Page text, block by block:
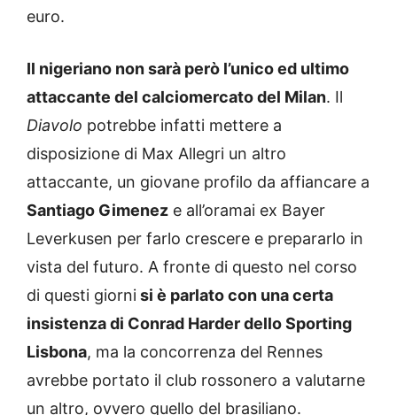
euro.
Il nigeriano non sarà però l’unico ed ultimo
attaccante del calciomercato del Milan. Il
Diavolo potrebbe infatti mettere a
disposizione di Max Allegri un altro
attaccante, un giovane profilo da affiancare a
Santiago Gimenez e all’oramai ex Bayer
Leverkusen per farlo crescere e prepararlo in
vista del futuro. A fronte di questo nel corso
di questi giornisi è parlato con una certa
insistenza di Conrad Harder dello Sporting
Lisbona, ma la concorrenza del Rennes
avrebbe portato il club rossonero a valutarne
un altro, ovvero quello del brasiliano.